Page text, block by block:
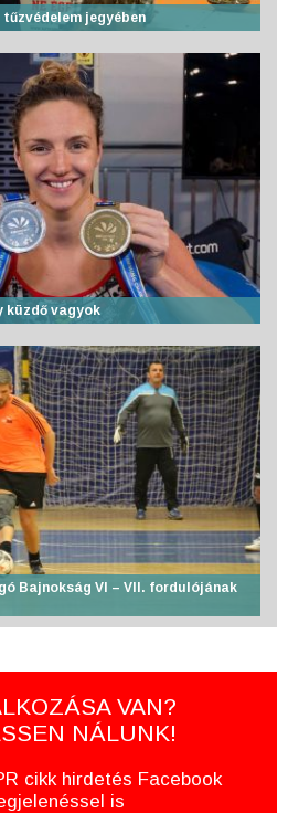
jegyében
küzdő vagyok
Bajnokság VI – VII. fordulójának
VAN?
NÁLUNK!
cikk hirdetés Facebook
is